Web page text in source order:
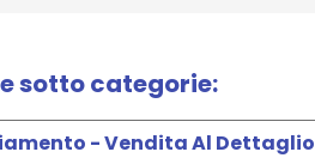
sotto categorie:
- Vendita Al Dettaglio